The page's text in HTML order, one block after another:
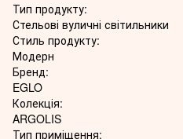
Тип продукту:
Стельові вуличні світильники
Стиль продукту:
Модерн
Бренд:
EGLO
Колекція:
ARGOLIS
Тип приміщення: